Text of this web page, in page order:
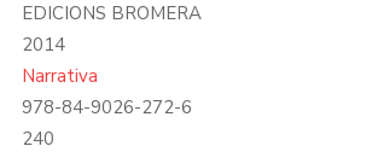
EDICIONS BROMERA
2014
Narrativa
978-84-9026-272-6
240